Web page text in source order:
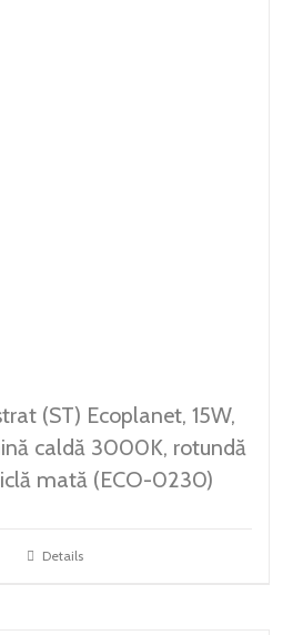
(ST) Ecoplanet, 15W,
caldă 3000K, rotundă
mată (ECO-0230)
Details